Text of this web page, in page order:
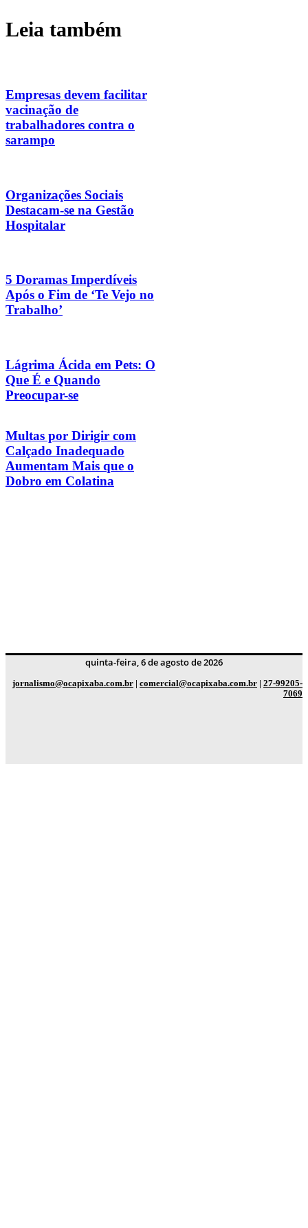
Leia também
Empresas devem facilitar
vacinação de
trabalhadores contra o
sarampo
Organizações Sociais
Destacam-se na Gestão
Hospitalar
5 Doramas Imperdíveis
Após o Fim de ‘Te Vejo no
Trabalho’
Lágrima Ácida em Pets: O
Que É e Quando
Preocupar-se
Multas por Dirigir com
Calçado Inadequado
Aumentam Mais que o
Dobro em Colatina
quinta-feira, 6 de agosto de 2026
jornalismo@ocapixaba.com.br | comercial@ocapixaba.com.br | 27-99205-
7069